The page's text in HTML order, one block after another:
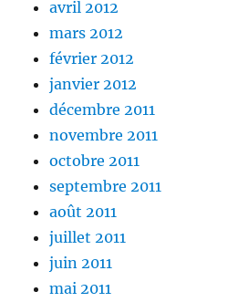
avril 2012
mars 2012
février 2012
janvier 2012
décembre 2011
novembre 2011
octobre 2011
septembre 2011
août 2011
juillet 2011
juin 2011
mai 2011